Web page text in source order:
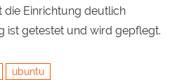
die Einrichtung deutlich
ist getestet und wird gepflegt.
ubuntu